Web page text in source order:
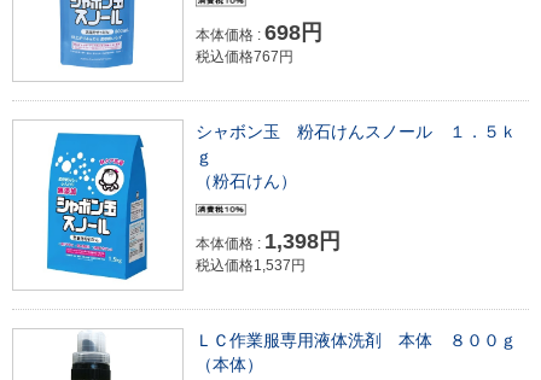
本体価格 : 698円
税込価格767円
シャボン玉 粉石けんスノール １．５ｋ
ｇ
（粉石けん）
本体価格 : 1,398円
税込価格1,537円
ＬＣ作業服専用液体洗剤 本体 ８００ｇ
（本体）